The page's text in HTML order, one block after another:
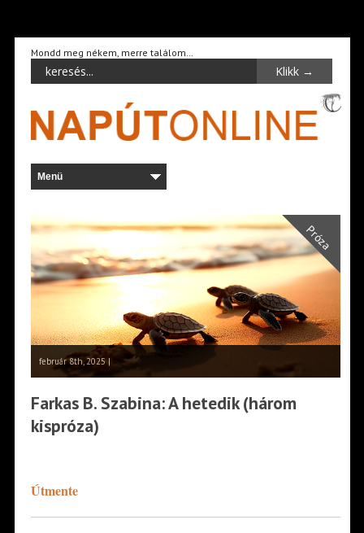
Mondd meg nékem, merre találom…
Próza
február 8th, 2025 |
Farkas B. Szabina: A hetedik (három
kispróza)
Útmente